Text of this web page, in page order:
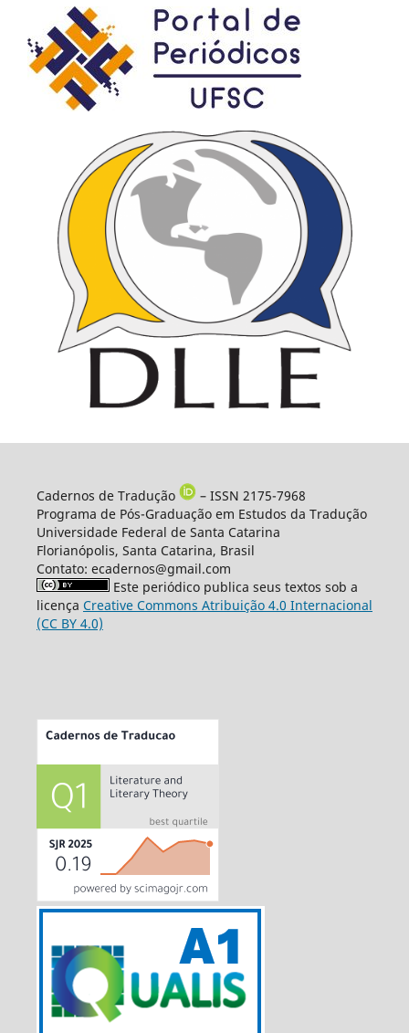
Cadernos de Tradução
– ISSN 2175-7968
Programa de Pós-Graduação em Estudos da Tradução
Universidade Federal de Santa Catarina
Florianópolis, Santa Catarina, Brasil
Contato: ecadernos@gmail.com
Este periódico publica seus textos sob a
licença Creative Commons Atribuição 4.0 Internacional
(CC BY 4.0)